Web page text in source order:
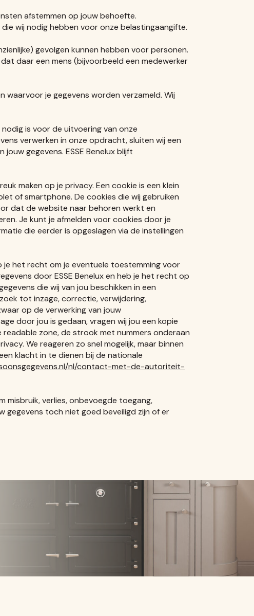
afstemmen op jouw behoefte.
wij nodig hebben voor onze belastingaangifte.
gevolgen kunnen hebben voor personen.
daar een mens (bijvoorbeeld een medewerker
waarvoor je gegevens worden verzameld. Wij
is voor de uitvoering van onze
verwerken in onze opdracht, sluiten wij een
gegevens. ESSE Benelux blijft
maken op je privacy. Een cookie is een klein
of smartphone. De cookies die wij gebruiken
dat de website naar behoren werkt en
Je kunt je afmelden voor cookies door je
die eerder is opgeslagen via de instellingen
het recht om je eventuele toestemming voor
door ESSE Benelux en heb je het recht op
die wij van jou beschikken in een
tot inzage, correctie, verwijdering,
op de verwerking van jouw
door jou is gedaan, vragen wij jou een kopie
zone, de strook met nummers onderaan
We reageren zo snel mogelijk, maar binnen
klacht in te dienen bij de nationale
nl/contact-met-de-autoriteit-
misbruik, verlies, onbevoegde toegang,
gegevens toch niet goed beveiligd zijn of er